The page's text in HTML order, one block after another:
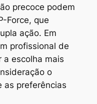
precoce podem
Force, que
ação. Em
profissional de
a escolha mais
o
as preferências